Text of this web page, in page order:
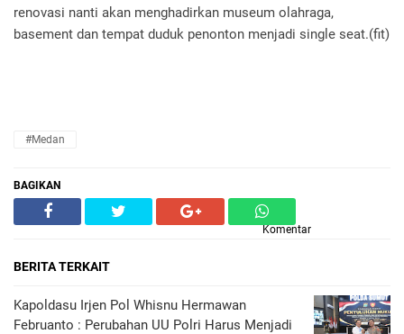
renovasi nanti akan menghadirkan museum olahraga,
basement dan tempat duduk penonton menjadi single seat.(fit)
#Medan
BAGIKAN
Komentar
BERITA TERKAIT
Kapoldasu Irjen Pol Whisnu Hermawan
Februanto : Perubahan UU Polri Harus Menjadi